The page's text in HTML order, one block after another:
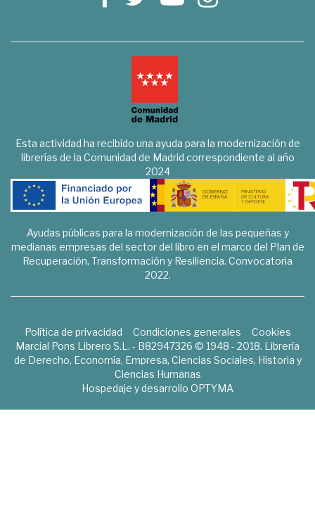
Esta actividad ha recibido una ayuda para la modernización de
librerías de la Comunidad de Madrid correspondiente al año
2024
Ayudas públicas para la modernización de las pequeñas y
medianas empresas del sector del libro en el marco del Plan de
Recuperación, Transformación y Resiliencia. Convocatoria
2022.
Política de privacidad Condiciones generales
Cookies
Marcial Pons Librero S.L. - B82947326 © 1948 - 2018. Librería
de Derecho, Economía, Empresa, Ciencias Sociales, Historia y
Ciencias Humanas
Hospedaje y desarrollo OPTYMA